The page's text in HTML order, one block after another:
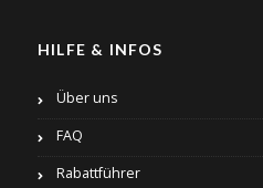
HILFE & INFOS
Über uns
FAQ
Rabattführer